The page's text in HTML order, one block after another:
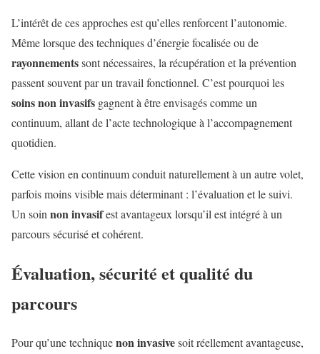
L’intérêt de ces approches est qu’elles renforcent l’autonomie.
Même lorsque des techniques d’énergie focalisée ou de
rayonnementssont nécessaires, la récupération et la prévention
passent souvent par un travail fonctionnel. C’est pourquoi les
soins non invasifs gagnent à être envisagés comme un
continuum, allant de l’acte technologique à l’accompagnement
quotidien.
Cette vision en continuum conduit naturellement à un autre volet,
parfois moins visible mais déterminant : l’évaluation et le suivi.
Un soinnon invasifest avantageux lorsqu’il est intégré à un
parcours sécurisé et cohérent.
Évaluation, sécurité et qualité du
parcours
Pour qu’une techniquenon invasivesoit réellement avantageuse,